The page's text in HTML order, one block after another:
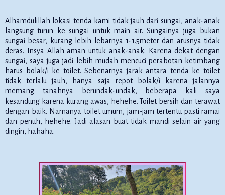
Alhamdulillah lokasi tenda kami tidak jauh dari sungai, anak-anak
langsung turun ke sungai untuk main air. Sungainya juga bukan
sungai besar, kurang lebih lebarnya 1-1.5meter dan arusnya tidak
deras. Insya Allah aman untuk anak-anak. Karena dekat dengan
sungai, saya juga jadi lebih mudah mencuci perabotan ketimbang
harus bolak/i ke toilet. Sebenarnya jarak antara tenda ke toilet
tidak terlalu jauh, hanya saja repot bolak/i karena jalannya
memang tanahnya berundak-undak, beberapa kali saya
kesandung karena kurang awas, hehehe. Toilet bersih dan terawat
dengan baik. Namanya toilet umum, jam-jam tertentu pasti ramai
dan penuh, hehehe. Jadi alasan buat tidak mandi selain air yang
dingin, hahaha.